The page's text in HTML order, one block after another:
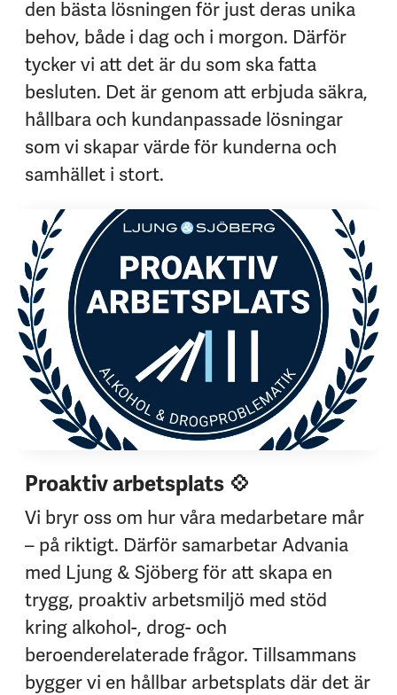
den bästa lösningen för just deras unika
behov, både i dag och i morgon. Därför
tycker vi att det är du som ska fatta
besluten. Det är genom att erbjuda säkra,
hållbara och kundanpassade lösningar
som vi skapar värde för kunderna och
samhället i stort.
Proaktiv arbetsplats 💠
Vi bryr oss om hur våra medarbetare mår
– på riktigt. Därför samarbetar Advania
med Ljung & Sjöberg för att skapa en
trygg, proaktiv arbetsmiljö med stöd
kring alkohol-, drog- och
beroenderelaterade frågor. Tillsammans
bygger vi en hållbar arbetsplats där det är